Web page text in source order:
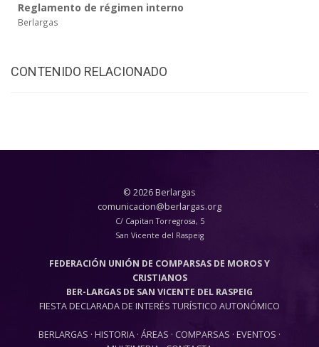
Reglamento de régimen interno
Berlargas
CONTENIDO RELACIONADO
© 2026 Berlargas
comunicacion@berlargas.org
C/ Capitan Torregrosa, 5
San Vicente del Raspeig
FEDERACIÓN UNIÓN DE COMPARSAS DE MOROS Y
CRISTIANOS
BER-LARGAS DE SAN VICENTE DEL RASPEIG
FIESTA DECLARADA DE INTERÉS TURÍSTICO AUTONÓMICO
BERLARGAS · HISTORIA · ÁREAS · COMPARSAS · EVENTOS ·